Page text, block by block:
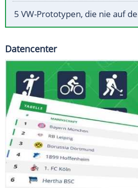
5 VW-Prototypen, die nie auf
Datencenter